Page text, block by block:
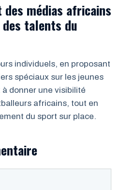
des médias africains
talents du
individuels, en proposant
spéciaux sur les jeunes
donner une visibilité
africains, tout en
du sport sur place.